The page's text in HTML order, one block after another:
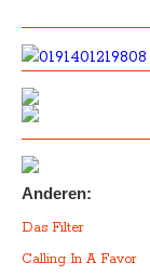
Anderen:
Das Filter
Calling In A Favor